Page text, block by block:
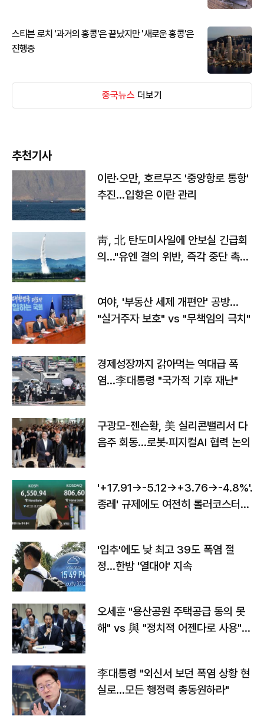
스티븐 로치 '과거의 홍콩'은 끝났지만 '새로운 홍콩'은
진행중
중국뉴스 더보기
추천기사
이란·오만, 호르무즈 '중앙항로 통항'
추진…입항은 이란 관리
靑, 北 탄도미사일에 안보실 긴급회
의…"유엔 결의 위반, 즉각 중단 촉
여야, '부동산 세제 개편안' 공방…
"실거주자 보호" vs "무책임의 극치"
경제성장까지 갉아먹는 역대급 폭
염…李대통령 "국가적 기후 재난"
구광모-젠슨황, 美 실리콘밸리서 다
음주 회동…로봇·피지컬AI 협력 논의
'+17.91→-5.12→+3.76→-4.8%'…'
종레' 규제에도 여전히 롤러코스터
'입추'에도 낮 최고 39도 폭염 절
정…한밤 '열대야' 지속
오세훈 "용산공원 주택공급 동의 못
해" vs 與 "정치적 어젠다로 사용"
李대통령 "외신서 보던 폭염 상황 현
실로…모든 행정력 총동원하라"